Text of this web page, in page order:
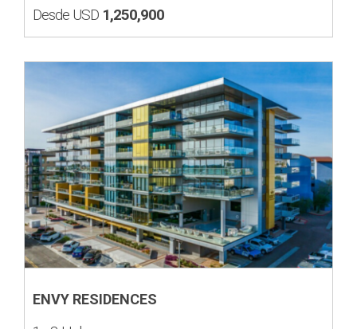
Desde USD 1,250,900
ENVY RESIDENCES